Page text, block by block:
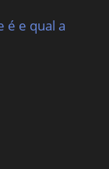
é e qual a